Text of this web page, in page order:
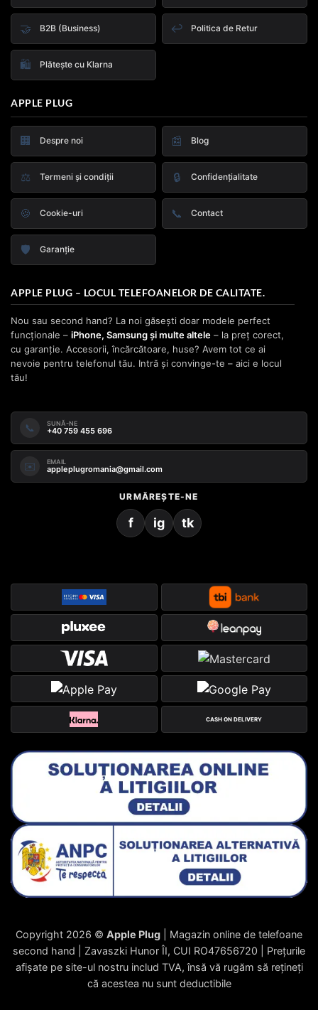
🤝 B2B (Business) ↩️ Politica de Retur
🛍️ Plătește cu Klarna
APPLE PLUG
🏢 Despre noi 📰 Blog
⚖️ Termeni și condiții 🔒 Confidențialitate
🍪 Cookie-uri 📞 Contact
🛡️ Garanție
APPLE PLUG – LOCUL TELEFOANELOR DE CALITATE.
Nou sau second hand? La noi găsești doar modele perfect
funcționale – iPhone, Samsung și multe altele – la preț corect,
cu garanție. Accesorii, încărcătoare, huse? Avem tot ce ai
nevoie pentru telefonul tău. Intră și convinge-te – aici e locul
tău!
📞 SUNĂ-NE
+40 759 455 696
✉️ EMAIL
appleplugromania@gmail.com
URMĂREȘTE-NE
f ig tk
CASH ON DELIVERY
Copyright 2026 © Apple Plug | Magazin online de telefoane
second hand | Zavaszki Hunor ÎI, CUI RO47656720 | Prețurile
afișate pe site-ul nostru includ TVA, însă vă rugăm să rețineți
că acestea nu sunt deductibile